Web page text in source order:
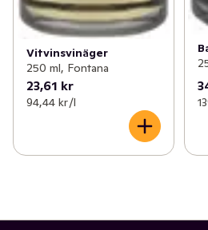
Vitvinsvinäger
250 ml, Fontana
23,61 kr
94,44 kr /l